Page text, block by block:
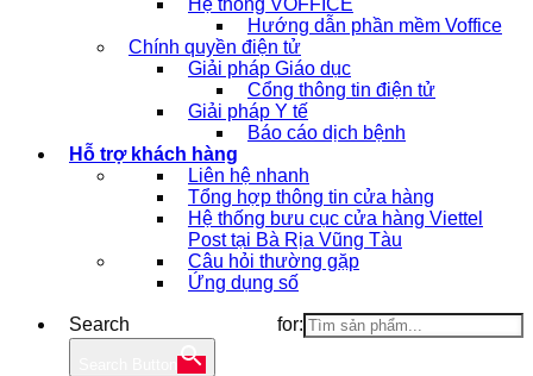
Hệ thống VOFFICE
Hướng dẫn phần mềm Voffice
Chính quyền điện tử
Giải pháp Giáo dục
Cổng thông tin điện tử
Giải pháp Y tế
Báo cáo dịch bệnh
Hỗ trợ khách hàng
Liên hệ nhanh
Tổng hợp thông tin cửa hàng
Hệ thống bưu cục cửa hàng Viettel
Post tại Bà Rịa Vũng Tàu
Câu hỏi thường gặp
Ứng dụng số
Search for: